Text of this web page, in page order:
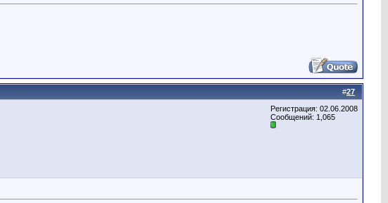
#27
Регистрация: 02.06.2008
Сообщений: 1,065